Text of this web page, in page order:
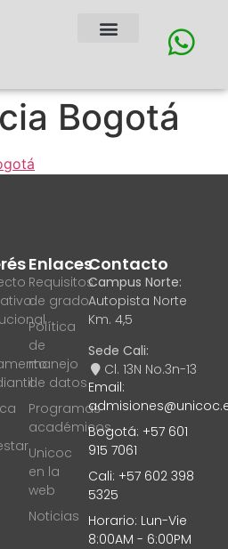
Bogotá
Enlaces
Requisitos
de grado
Política
de
manejo
de datos
Programas
académicos
Unicoc
en la
web
Noticias
Contacto
Campus Norte:
Autopista Norte
Km. 4,5
Sede Cali:
Cl. 13N No.3n-13
Email:
Bogotá: +57 601
915 7061
Cali: +57 602 398
5325
Horario: Lun-Vie
8:00AM - 6:00PM